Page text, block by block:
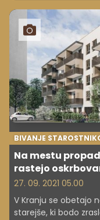
katerih bivajo
festivalu za tretje
BIVANJE
Na mestu
rastejo
27. 09. 2021 05.00
V Kranju se obetajo
starejše, ki bodo